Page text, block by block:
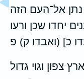
נתן אל־העם הזה
יחדו שכן ורעו
כ] (ואבדו׃ ק) פ
צפון וגוי גדול